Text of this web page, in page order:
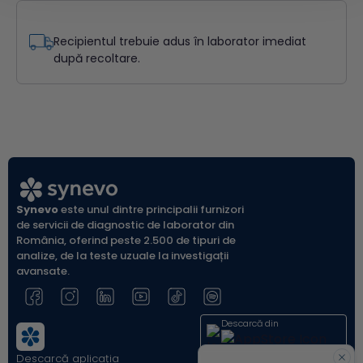
Recipientul trebuie adus în laborator imediat
după recoltare.
Synevoeste unul dintre principalii furnizori
de servicii de diagnostic de laborator din
România, oferind peste 2.500 de tipuri de
analize, de la teste uzuale la investigații
avansate.
Descarcă aplicația
Descarcă din